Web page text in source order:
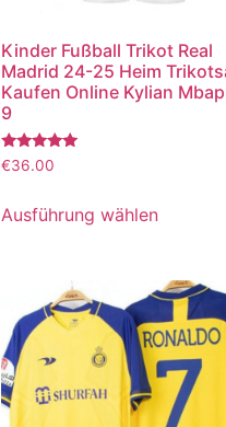
Kinder Fußball Trikot Real
Madrid 24-25 Heim
Kaufen Online Kylian
9
Bewertet
mit
von 5
€36.00
Ausführung wählen